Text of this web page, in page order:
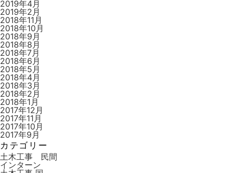
2019年4月
2019年2月
2018年11月
2018年10月
2018年9月
2018年8月
2018年7月
2018年6月
2018年5月
2018年4月
2018年3月
2018年2月
2018年1月
2017年12月
2017年11月
2017年10月
2017年9月
カテゴリー
土木工事 民間
インターン